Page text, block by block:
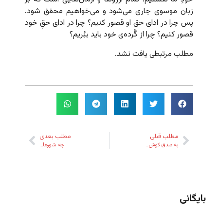
زبان موسوی جاری می‌شود و می‌خواهیم محقق شود.
پس چرا در ادای حق او قصور کنیم؟ چرا در ادای حقِ خود
قصور کنیم؟ چرا از گُرده‌ی خود باید ببُریم؟
مطلب مرتبطی یافت نشد.
مطلب قبلی
به صدق کوش…
مطلب بعدی
چه شورها…
بایگانی